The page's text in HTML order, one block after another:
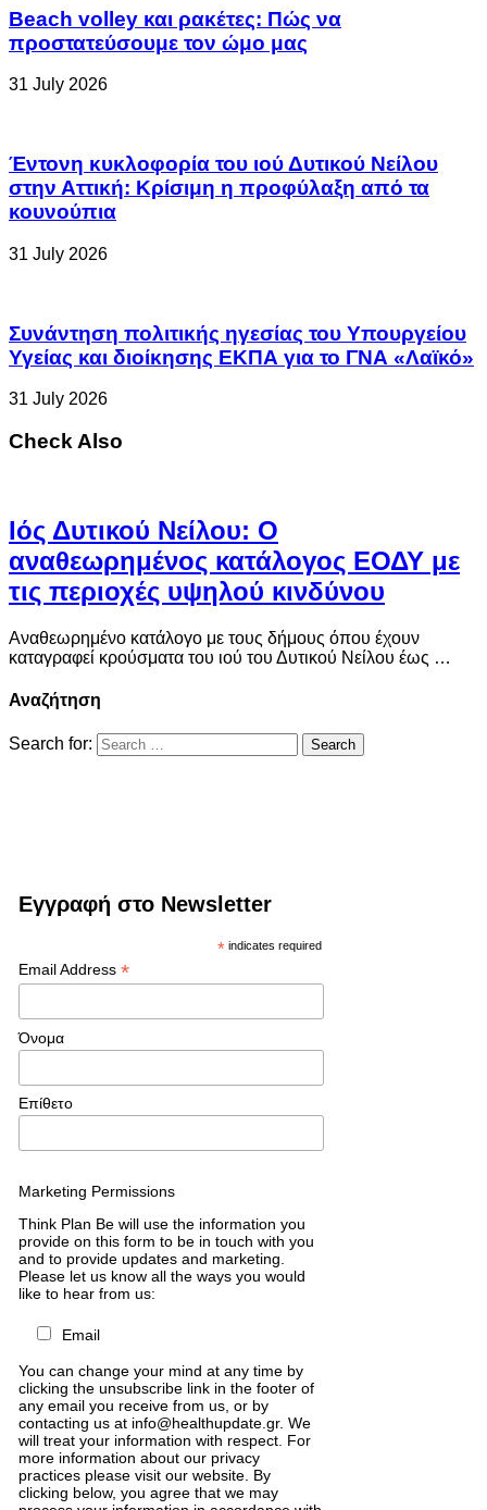
Beach volley και ρακέτες: Πώς να
προστατεύσουμε τον ώμο μας
31 July 2026
Έντονη κυκλοφορία του ιού Δυτικού Νείλου
στην Αττική: Κρίσιμη η προφύλαξη από τα
κουνούπια
31 July 2026
Συνάντηση πολιτικής ηγεσίας του Υπουργείου
Υγείας και διοίκησης ΕΚΠΑ για το ΓΝΑ «Λαϊκό»
31 July 2026
Check Also
Ιός Δυτικού Νείλου: Ο
αναθεωρημένος κατάλογος ΕΟΔΥ με
τις περιοχές υψηλού κινδύνου
Αναθεωρημένο κατάλογο με τους δήμους όπου έχουν
καταγραφεί κρούσματα του ιού του Δυτικού Νείλου έως …
Αναζήτηση
Search for:
Εγγραφή στο Newsletter
* indicates required
Email Address *
Όνομα
Επίθετο
Marketing Permissions
Think Plan Be will use the information you
provide on this form to be in touch with you
and to provide updates and marketing.
Please let us know all the ways you would
like to hear from us:
Email
You can change your mind at any time by
clicking the unsubscribe link in the footer of
any email you receive from us, or by
contacting us at info@healthupdate.gr. We
will treat your information with respect. For
more information about our privacy
practices please visit our website. By
clicking below, you agree that we may